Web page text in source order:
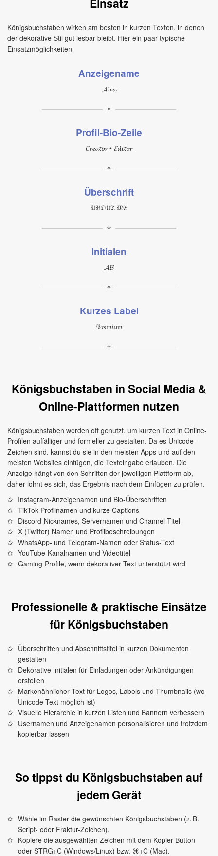
Königsbuchstaben wirken am besten in kurzen Texten, in denen
der dekorative Stil gut lesbar bleibt. Hier ein paar typische
Einsatzmöglichkeiten.
Anzeigename
𝓐𝓵𝓮𝔁
✧
Profil-Bio-Zeile
𝓒𝓻𝓮𝓪𝓽𝓸𝓻 • 𝓔𝓭𝓲𝓽𝓸𝓻
✧
Überschrift
𝔄𝔅𝔒𝔘𝔗 𝔐𝔈
✧
Initialen
𝓐𝓑
✧
Kurzes Label
𝔓𝔯𝔢𝔪𝔦𝔲𝔪
✧
Königsbuchstaben in Social Media &
Online-Plattformen nutzen
Königsbuchstaben werden oft genutzt, um kurzen Text in Online-
Profilen auffälliger und formeller zu gestalten. Da es Unicode-
Zeichen sind, kannst du sie in den meisten Apps und auf den
meisten Websites einfügen, die Texteingabe erlauben. Die
Anzeige hängt von den Schriften der jeweiligen Plattform ab,
daher lohnt es sich, das Ergebnis nach dem Einfügen zu prüfen.
Instagram-Anzeigenamen und Bio-Überschriften
TikTok-Profilnamen und kurze Captions
Discord-Nicknames, Servernamen und Channel-Titel
X (Twitter) Namen und Profilbeschreibungen
WhatsApp- und Telegram-Namen oder Status-Text
YouTube-Kanalnamen und Videotitel
Gaming-Profile, wenn dekorativer Text unterstützt wird
Professionelle & praktische Einsätze
für Königsbuchstaben
Überschriften und Abschnittstitel in kurzen Dokumenten
gestalten
Dekorative Initialen für Einladungen oder Ankündigungen
erstellen
Markenähnlicher Text für Logos, Labels und Thumbnails (wo
Unicode-Text möglich ist)
Visuelle Hierarchie in kurzen Listen und Bannern verbessern
Usernamen und Anzeigenamen personalisieren und trotzdem
kopierbar lassen
So tippst du Königsbuchstaben auf
jedem Gerät
Wähle im Raster die gewünschten Königsbuchstaben (z. B.
Script- oder Fraktur-Zeichen).
Kopiere die ausgewählten Zeichen mit dem Kopier-Button
oder STRG+C (Windows/Linux) bzw. ⌘+C (Mac).